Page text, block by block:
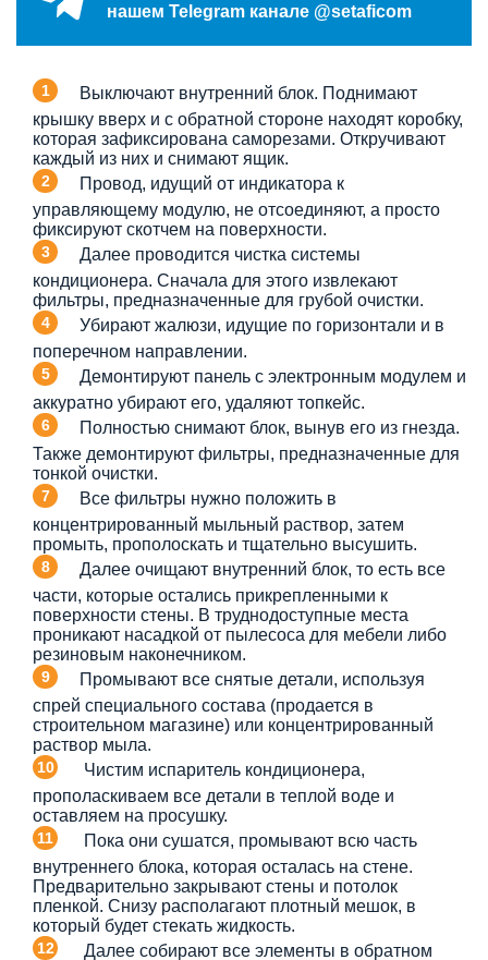
нашем Telegram канале @setaficom
Выключают внутренний блок. Поднимают
крышку вверх и с обратной стороне находят коробку,
которая зафиксирована саморезами. Откручивают
каждый из них и снимают ящик.
Провод, идущий от индикатора к
управляющему модулю, не отсоединяют, а просто
фиксируют скотчем на поверхности.
Далее проводится чистка системы
кондиционера. Сначала для этого извлекают
фильтры, предназначенные для грубой очистки.
Убирают жалюзи, идущие по горизонтали и в
поперечном направлении.
Демонтируют панель с электронным модулем и
аккуратно убирают его, удаляют топкейс.
Полностью снимают блок, вынув его из гнезда.
Также демонтируют фильтры, предназначенные для
тонкой очистки.
Все фильтры нужно положить в
концентрированный мыльный раствор, затем
промыть, прополоскать и тщательно высушить.
Далее очищают внутренний блок, то есть все
части, которые остались прикрепленными к
поверхности стены. В труднодоступные места
проникают насадкой от пылесоса для мебели либо
резиновым наконечником.
Промывают все снятые детали, используя
спрей специального состава (продается в
строительном магазине) или концентрированный
раствор мыла.
Чистим испаритель кондиционера,
прополаскиваем все детали в теплой воде и
оставляем на просушку.
Пока они сушатся, промывают всю часть
внутреннего блока, которая осталась на стене.
Предварительно закрывают стены и потолок
пленкой. Снизу располагают плотный мешок, в
который будет стекать жидкость.
Далее собирают все элементы в обратном